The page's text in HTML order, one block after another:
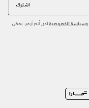
اشترك
وسياسة الخصوصية لدى أندر آرمر. يمكن